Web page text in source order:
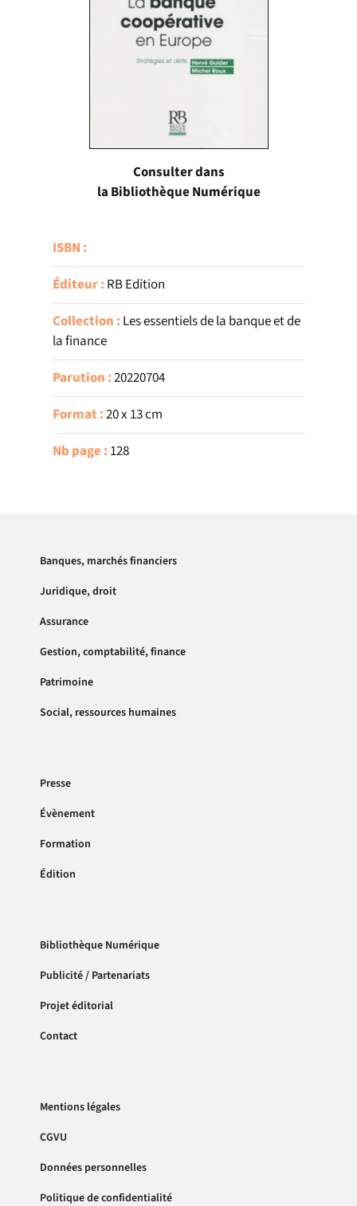
Consulter dans
la Bibliothèque Numérique
ISBN :
Éditeur : RB Edition
Collection : Les essentiels de la banque et de
la finance
Parution :20220704
Format :20 x 13 cm
Nb page : 128
Banques, marchés financiers
Juridique, droit
Assurance
Gestion, comptabilité, finance
Patrimoine
Social, ressources humaines
Presse
Évènement
Formation
Édition
Bibliothèque Numérique
Publicité / Partenariats
Projet éditorial
Contact
Mentions légales
CGVU
Données personnelles
Politique de confidentialité